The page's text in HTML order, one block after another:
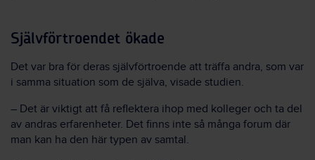
Självförtroendet ökade
Det var bra för deras självförtroende att träffa andra, som var
i samma situation som de själva, visade studien.
– Det är viktigt att få reflektera ihop med kolleger och ta del
av andras erfarenheter. Det finns inte så många forum där
man kan ha den här typen av samtal.